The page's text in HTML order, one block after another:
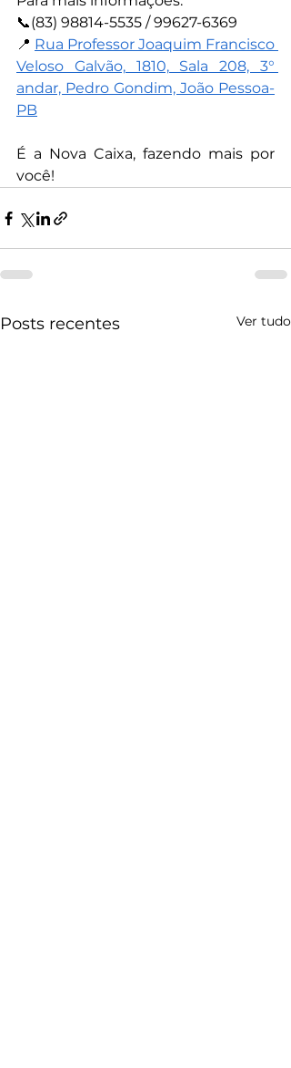
📞(83) 98814-5535 / 99627-6369
📍 Rua Professor Joaquim Francisco
Veloso Galvão, 1810, Sala 208, 3°
andar, Pedro Gondim, João Pessoa-
PB
É a Nova Caixa, fazendo mais por
você!
Posts recentes Ver tudo